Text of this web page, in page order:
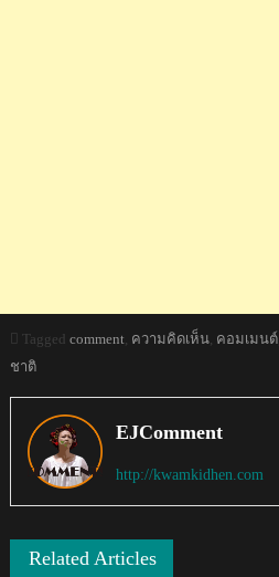
Tagged comment ความคิดเห็น, คอมเมนต์,
ชาติ
EJComment
http://kwamkidhen.com
Related Articles